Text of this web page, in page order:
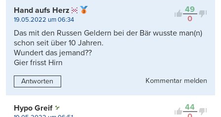
49
0
Hand aufs Herz
19.05.2022 um 06:34
Das mit den Russen Geldern bei der Bär wusste man(n)
schon seit über 10 Jahren.
Wundert das jemand??
Gier frisst Hirn
Antworten Kommentar melden
44
Hypo Greif